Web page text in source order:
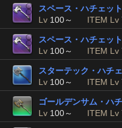
スペース・ハチェッ
Lv 100～ ITEM Lv
スペース・ハチェット
Lv 100～ ITEM Lv
スターテック・ハチ
Lv 100～ ITEM Lv
ゴールデンサム・ハ
Lv 100～ ITEM Lv